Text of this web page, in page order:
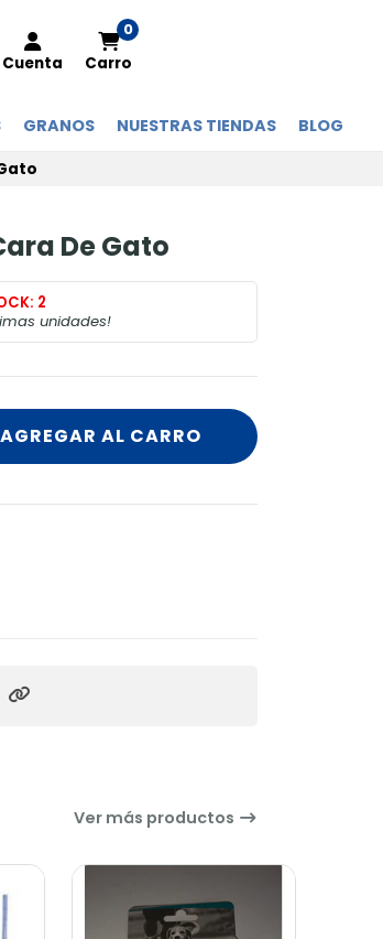
Cuenta
0
Carro
GRANOS NUESTRAS TIENDAS BLOG
De Gato
2
unidades!
AGREGAR AL CARRO
Ver más productos